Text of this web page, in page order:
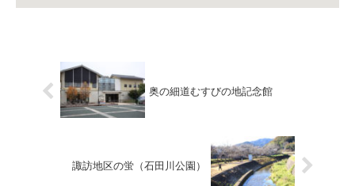
奥の細道むすびの地記念館
諏訪地区の蛍（石田川公園）